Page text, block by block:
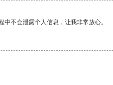
不会泄露个人信息，让我非常放心。